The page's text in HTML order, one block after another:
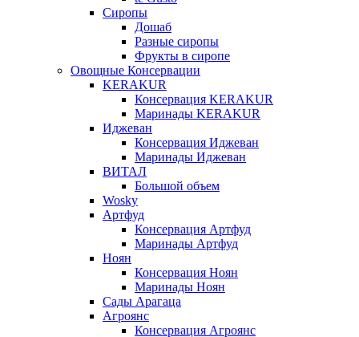
Сиропы
Дошаб
Разные сиропы
Фрукты в сиропе
Овощные Консервации
KERAKUR
Консервация KERAKUR
Маринады KERAKUR
Иджеван
Консервация Иджеван
Маринады Иджеван
ВИТАЛ
Большой объем
Wosky
Артфуд
Консервация Артфуд
Маринады Артфуд
Ноян
Консервация Ноян
Маринады Ноян
Сады Арагаца
Агроянс
Консервация Агроянс